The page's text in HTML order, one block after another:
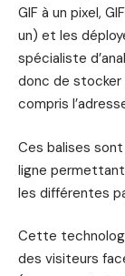
GIF à un pixel,
un) et les
spécialiste
donc de stocker
compris
Ces balises
ligne
les différentes
Cette
des visiteurs